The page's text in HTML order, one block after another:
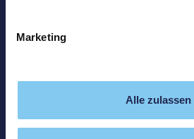
Marketing
Alle zulassen